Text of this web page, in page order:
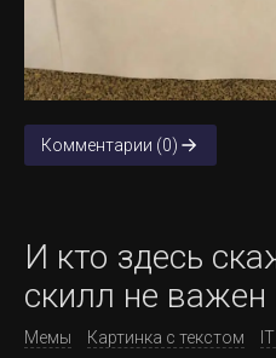
Комментарии (0)
И кто здесь
скилл не важен
Мемы Картинка с текстом